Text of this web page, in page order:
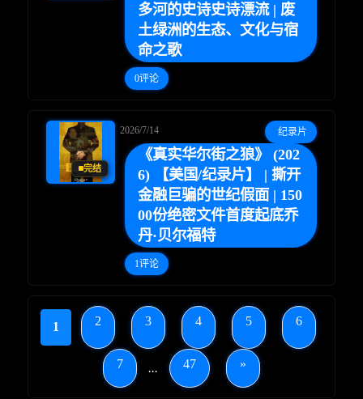
多河的史诗史诗漂流 | 废
土绿洲的生态、文化与宿
命之歌
0评论
完结
2026/7/14 纪录片
《真实华尔街之狼》 (202
6) 【美国/纪录片】 | 撕开
金融巨骗的世纪假面 | 150
00份绝密文件首度起底乔
丹·贝尔福特
1评论
1 2 3 4 5 6
7 ... 47 »